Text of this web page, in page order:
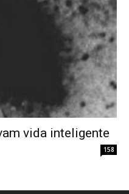
vida inteligente
158